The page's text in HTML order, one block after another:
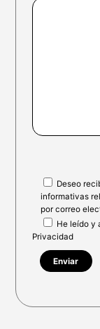
Deseo
informativas
por correo
He leído y
Privacidad